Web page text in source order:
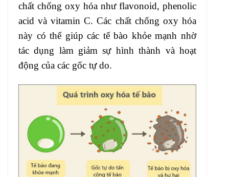
chất chống oxy hóa như flavonoid, phenolic
acid và vitamin C. Các chất chống oxy hóa
này có thể giúp các tế bào khỏe mạnh nhờ
tác dụng làm giảm sự hình thành và hoạt
động của các gốc tự do.